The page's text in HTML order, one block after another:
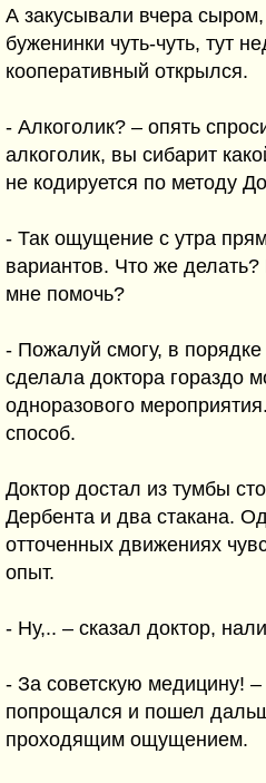
А закусывали вчера
буженинки чуть-чуть, тут
кооперативный открылся.
- Алкоголик? – опять
алкоголик, вы сибарит
не кодируется по методу
- Так ощущение с утра
вариантов. Что же
мне помочь?
- Пожалуй смогу, в
сделала доктора гораздо
одноразового
способ.
Доктор достал из тумбы
Дербента и два стакана.
отточенных движениях
опыт.
- Ну,.. – сказал доктор,
- За советскую медицину!
попрощался и пошел
проходящим ощущением.